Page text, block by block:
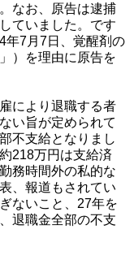
なお、原告は逮捕
ていました。です
年7月7日、覚醒剤の
）を理由に原告を
により退職する者
い旨が定められて
不支給となりまし
218万円は支給済
務時間外の私的な
、報道もされてい
ないこと、27年を
退職金全部の不支